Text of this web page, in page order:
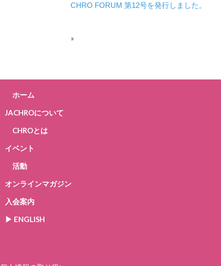
CHRO FORUM 第12号を発行しました。
»
ホーム
JACHROについて
CHROとは
イベント
活動
オンラインマガジン
入会案内
▶︎ ENGLISH